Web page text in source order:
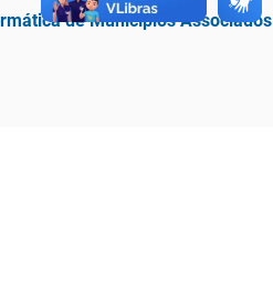
de Municípios Associados